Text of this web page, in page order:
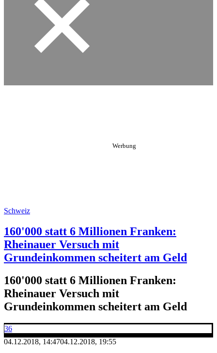
Schweiz
160'000 statt 6 Millionen Franken:
Rheinauer Versuch mit
Grundeinkommen scheitert am Geld
160'000 statt 6 Millionen Franken:
Rheinauer Versuch mit
Grundeinkommen scheitert am Geld
36
04.12.2018, 14:4704.12.2018, 19:55